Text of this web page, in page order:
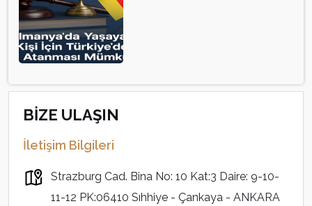
BİZE ULAŞIN
İletişim Bilgileri
Strazburg Cad. Bina No: 10 Kat:3 Daire: 9-10-
11-12 PK:06410 Sıhhiye - Çankaya - ANKARA